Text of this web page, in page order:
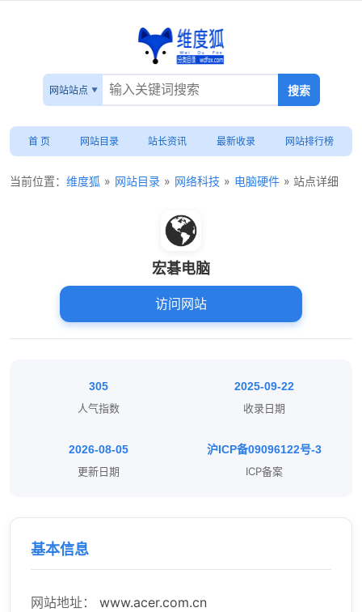
网站站点
首 页 网站目录 站长资讯 最新收录 网站排行榜
当前位置： 维度狐 » 网站目录 » 网络科技 » 电脑硬件 » 站点详细
宏碁电脑
访问网站
305
人气指数
2025-09-22
收录日期
2026-08-05
更新日期
沪ICP备09096122号-3
ICP备案
基本信息
网站地址： www.acer.com.cn